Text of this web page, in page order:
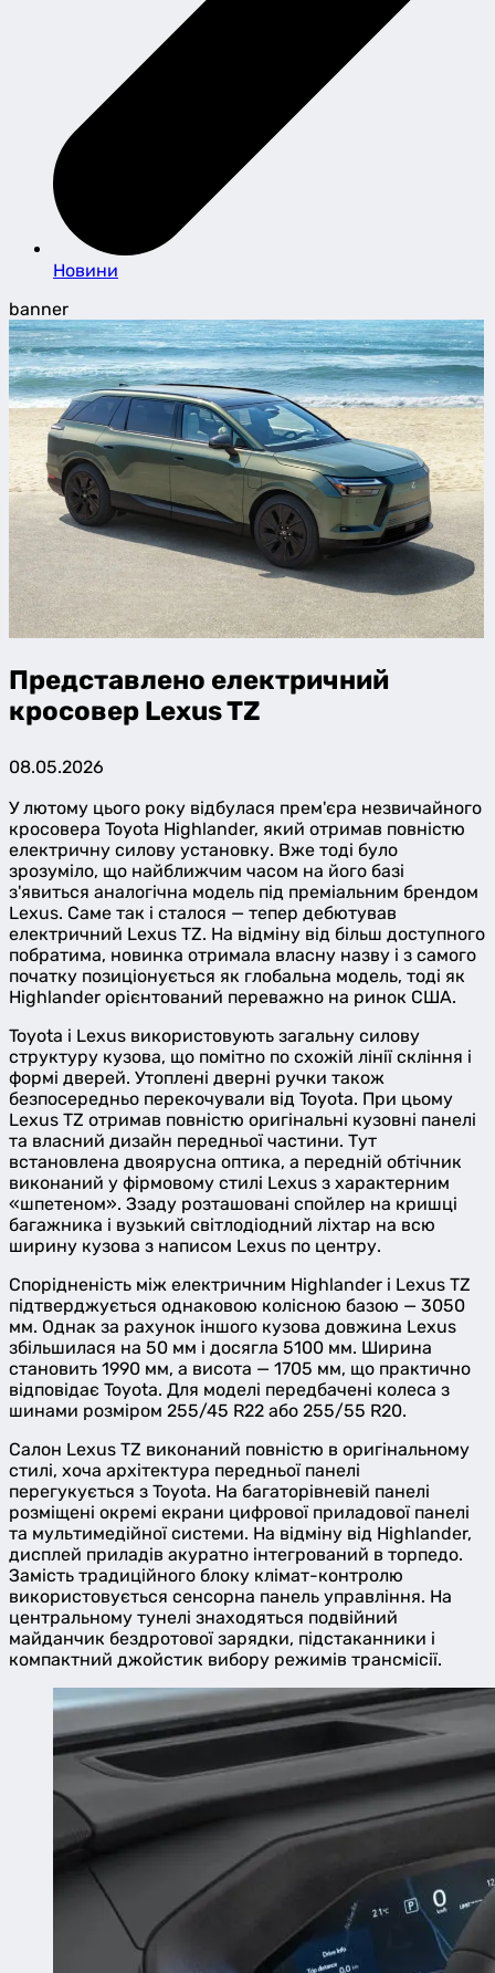
Новини
banner
Представлено електричний
кросовер Lexus TZ
08.05.2026
У лютому цього року відбулася прем'єра незвичайного
кросовера Toyota Highlander, який отримав повністю
електричну силову установку. Вже тоді було
зрозуміло, що найближчим часом на його базі
з'явиться аналогічна модель під преміальним брендом
Lexus. Саме так і сталося — тепер дебютував
електричний Lexus TZ. На відміну від більш доступного
побратима, новинка отримала власну назву і з самого
початку позиціонується як глобальна модель, тоді як
Highlander орієнтований переважно на ринок США.
Toyota і Lexus використовують загальну силову
структуру кузова, що помітно по схожій лінії скління і
формі дверей. Утоплені дверні ручки також
безпосередньо перекочували від Toyota. При цьому
Lexus TZ отримав повністю оригінальні кузовні панелі
та власний дизайн передньої частини. Тут
встановлена двоярусна оптика, а передній обтічник
виконаний у фірмовому стилі Lexus з характерним
«шпетеном». Ззаду розташовані спойлер на кришці
багажника і вузький світлодіодний ліхтар на всю
ширину кузова з написом Lexus по центру.
Спорідненість між електричним Highlander і Lexus TZ
підтверджується однаковою колісною базою — 3050
мм. Однак за рахунок іншого кузова довжина Lexus
збільшилася на 50 мм і досягла 5100 мм. Ширина
становить 1990 мм, а висота — 1705 мм, що практично
відповідає Toyota. Для моделі передбачені колеса з
шинами розміром 255/45 R22 або 255/55 R20.
Салон Lexus TZ виконаний повністю в оригінальному
стилі, хоча архітектура передньої панелі
перегукується з Toyota. На багаторівневій панелі
розміщені окремі екрани цифрової приладової панелі
та мультимедійної системи. На відміну від Highlander,
дисплей приладів акуратно інтегрований в торпедо.
Замість традиційного блоку клімат-контролю
використовується сенсорна панель управління. На
центральному тунелі знаходяться подвійний
майданчик бездротової зарядки, підстаканники і
компактний джойстик вибору режимів трансмісії.